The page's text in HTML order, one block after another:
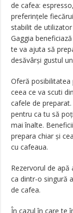
de cafea:
preferințele
stabilit de
Gaggia
te va ajuta să
desăvârși gustul
Oferă posibilitatea
ceea ce va scuti
cafele de
pentru ca tu să
mai înalte.
prepara chiar și
cu cafeaua.
Rezervorul de
ca dintr-o singură
de cafea.
În cazul în care te